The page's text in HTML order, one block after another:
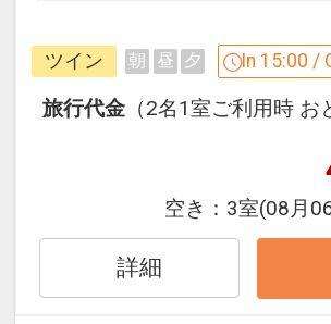
「食事なしプラン」と「朝食
をご用意しています。
●「食事なしプラン」と「朝
※ご覧のページがどちらかを
の項目でご確認のうえ、
禁煙ルームプランと喫煙ルー
ツイン 朝 昼 夕 In 15:00 /
旅行代金 （2名1室ご利用時
空き： 3室(08月
詳細